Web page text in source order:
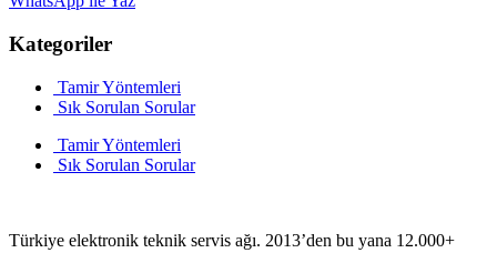
Kategoriler
Tamir Yöntemleri
Sık Sorulan Sorular
Tamir Yöntemleri
Sık Sorulan Sorular
Türkiye elektronik teknik servis ağı. 2013’den bu yana 12.000+